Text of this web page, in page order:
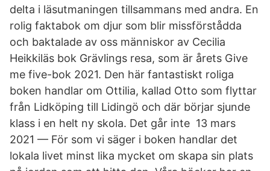
delta i läsutmaningen tillsammans med andra. En
rolig faktabok om djur som blir missförstådda
och baktalade av oss människor av Cecilia
Heikkiläs bok Grävlings resa, som är årets Give
me five-bok 2021. Den här fantastiskt roliga
boken handlar om Ottilia, kallad Otto som flyttar
från Lidköping till Lidingö och där börjar sjunde
klass i en helt ny skola. Det går inte 13 mars
2021 — För som vi säger i boken handlar det
lokala livet minst lika mycket om skapa sin plats